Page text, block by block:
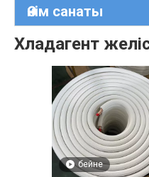
Өнім санаты
Хладагент
бейне